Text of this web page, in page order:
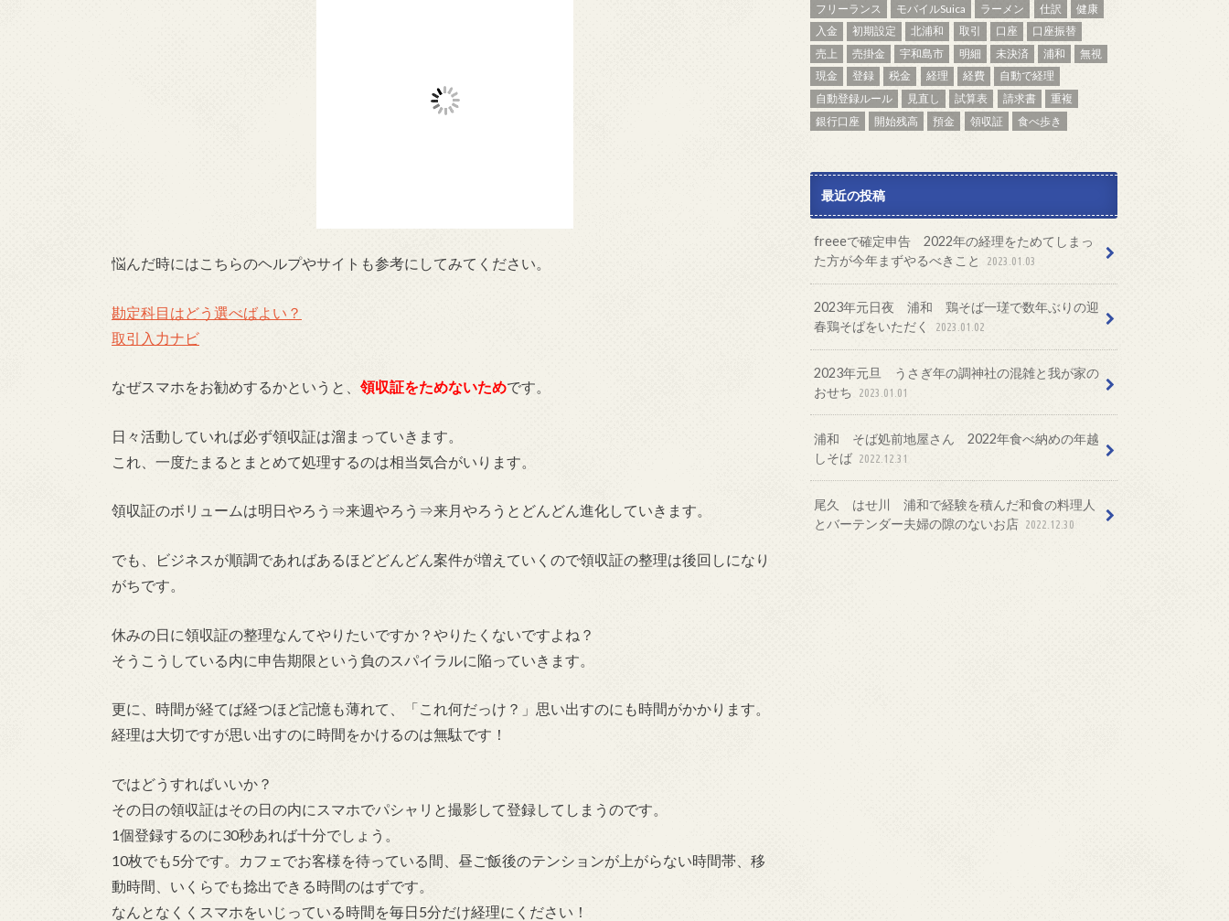
悩んだ時にはこちらのヘルプやサイトも参考にしてみてください。
勘定科目はどう選べばよい？
取引入力ナビ
なぜスマホをお勧めするかというと、 領収証をためないためです。
日々活動していれば必ず領収証は溜まっていきます。
これ、一度たまるとまとめて処理するのは相当気合がいります。
領収証のボリュームは明日やろう⇒来週やろう⇒来月やろうとどんどん進化していきます。
でも、ビジネスが順調であればあるほどどんどん案件が増えていくので領収証の整理は後回しになり
がちです。
休みの日に領収証の整理なんてやりたいですか？やりたくないですよね？
そうこうしている内に申告期限という負のスパイラルに陥っていきます。
更に、時間が経てば経つほど記憶も薄れて、「これ何だっけ？」思い出すのにも時間がかかります。
経理は大切ですが思い出すのに時間をかけるのは無駄です！
ではどうすればいいか？
その日の領収証はその日の内にスマホでパシャリと撮影して登録してしまうのです。
1個登録するのに30秒あれば十分でしょう。
10枚でも5分です。カフェでお客様を待っている間、昼ご飯後のテンションが上がらない時間帯、移
動時間、いくらでも捻出できる時間のはずです。
なんとなくくスマホをいじっている時間を毎日5分だけ経理にください！
フリーランス
モバイルSuica ラーメン 仕訳
健康
入金
初期設定 北浦和 取引 口座
口座振替
売上
売掛金 宇和島市 明細 未決済 浦和
無視
現金
登録 税金 経理 経費
自動で経理
自動登録ルール
見直し 試算表 請求書
重複
銀行口座
開始残高 預金 領収証 食べ歩き
最近の投稿
freeeで確定申告 2022年の経理をためてしまっ
た方が今年まずやるべきこと
2023.01.03
2023年元日夜 浦和 鶏そば一瑳で数年ぶりの迎
春鶏そばをいただく
2023.01.02
2023年元旦 うさぎ年の調神社の混雑と我が家の
おせち
2023.01.01
浦和 そば処前地屋さん 2022年食べ納めの年越
しそば 2022.12.31
尾久 はせ川 浦和で経験を積んだ和食の料理人
とバーテンダー夫婦の隙のないお店 2022.12.30